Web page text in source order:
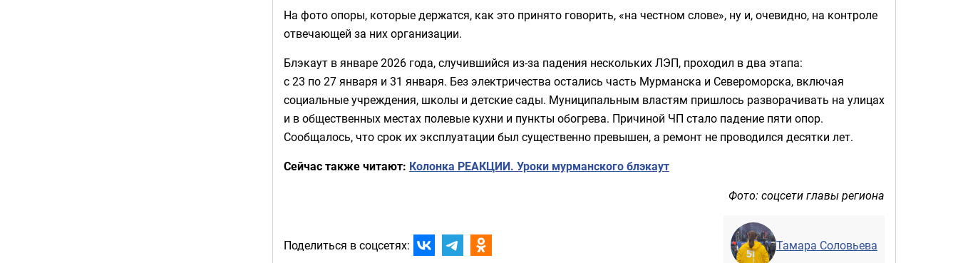
На фото опоры, которые держатся, как это принято говорить, «на честном слове», ну и, очевидно, на контроле
отвечающей за них организации.
Блэкаут в январе 2026 года, случившийся из-за падения нескольких ЛЭП, проходил в два этапа:
с 23 по 27 января и 31 января. Без электричества остались часть Мурманска и Североморска, включая
социальные учреждения, школы и детские сады. Муниципальным властям пришлось разворачивать на улицах
и в общественных местах полевые кухни и пункты обогрева. Причиной ЧП стало падение пяти опор.
Сообщалось, что срок их эксплуатации был существенно превышен, а ремонт не проводился десятки лет.
Сейчас также читают: Колонка РЕАКЦИИ. Уроки мурманского блэкаут
Фото: соцсети главы региона
Поделиться в соцсетях: Тамара Соловьева